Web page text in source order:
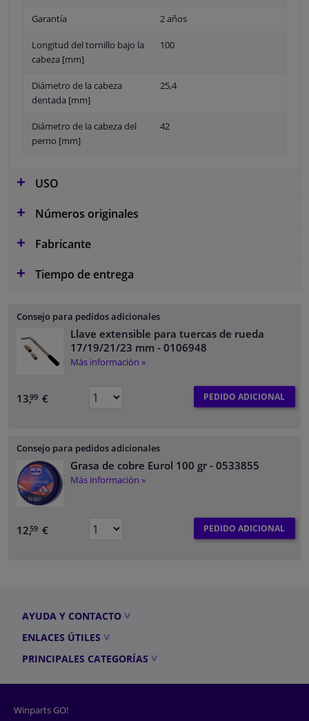
Garantía 2 años
Longitud del tornillo bajo la
cabeza [mm]
100
Diámetro de la cabeza
dentada [mm]
25,4
Diámetro de la cabeza del
perno [mm]
42
USO
Números originales
Fabricante
Tiempo de entrega
Consejo para pedidos adicionales
Llave extensible para tuercas de rueda
17/19/21/23 mm - 0106948
Más información »
13,99 € PEDIDO ADICIONAL
Consejo para pedidos adicionales
Grasa de cobre Eurol 100 gr - 0533855
Más información »
12,59 € PEDIDO ADICIONAL
AYUDA Y CONTACTO
ENLACES ÚTILES
PRINCIPALES CATEGORÍAS
Winparts GO!